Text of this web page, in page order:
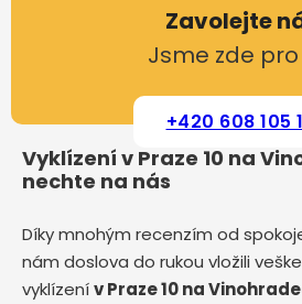
Zavolejte
Jsme zde
+420 608 105
Vyklízení v Praze 10 na
nechte na nás
Díky mnohým recenzím od
nám doslova do rukou vložili
vyklízenív Praze 10 na